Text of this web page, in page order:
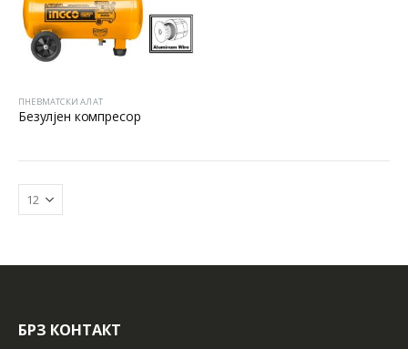
ПНЕВМАТСКИ АЛАТ
Безулјен компресор
БРЗ КОНТАКТ